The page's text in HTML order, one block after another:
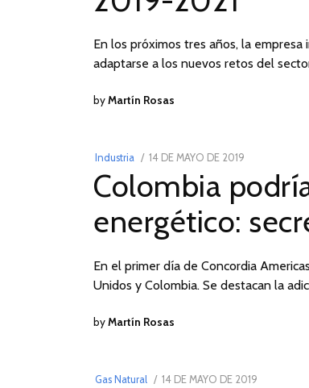
En los próximos tres años, la
adaptarse a los nuevos retos del
byMartín Rosas
Industria
POSTED
14 DE MAYO DE 2019
MAYO
2019
Colombia
energético:
En el primer día de Concordia
Unidos y Colombia. Se destacan la
byMartín Rosas
Gas Natural
POSTED
14 DE MAYO DE 2019